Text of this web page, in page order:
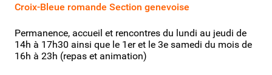
Croix-Bleue romande Section genevoise
Permanence, accueil et rencontres du lundi au jeudi de
14h à 17h30 ainsi que le 1er et le 3e samedi du mois de
16h à 23h (repas et animation)